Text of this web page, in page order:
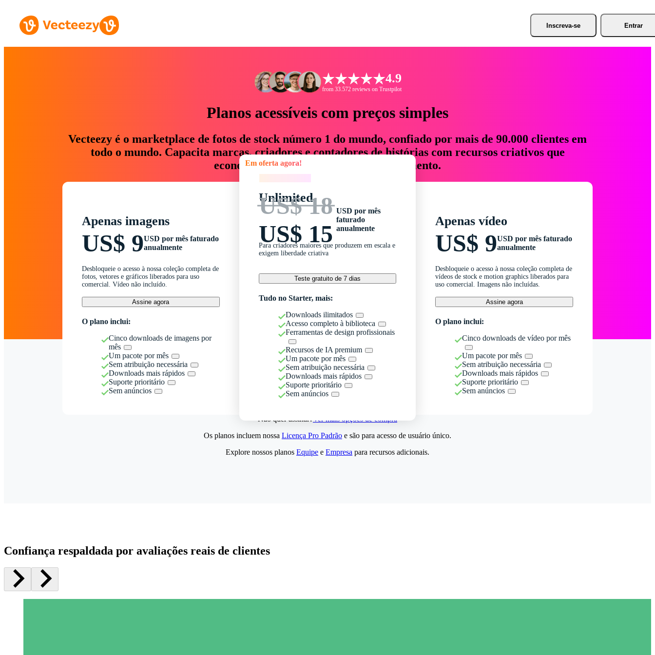
Inscreva-se Entrar
4.9
from 33.572 reviews on Trustpilot
Planos acessíveis com preços simples
Vecteezy é o marketplace de fotos de stock número 1 do mundo, confiado por mais de 90.000 clientes em
todo o mundo. Capacita marcas, criadores e contadores de histórias com recursos criativos que
economizam até 76% em tempo e orçamento.
Apenas imagens
US$ 9USD por mês faturado
anualmente
Desbloqueie o acesso à nossa coleção completa de
fotos, vetores e gráficos liberados para uso
comercial. Vídeo não incluído.
Assine agora
O plano inclui:
Cinco downloads de imagens por
mês
Um pacote por mês
Sem atribuição necessária
Downloads mais rápidos
Suporte prioritário
Sem anúncios
Em oferta agora!
Unlimited
US$ 18
US$ 15
USD por mês
faturado
anualmente
Para criadores maiores que produzem em escala e
exigem liberdade criativa
Teste gratuito de 7 dias
Tudo no Starter, mais:
Downloads ilimitados
Acesso completo à biblioteca
Ferramentas de design profissionais
Recursos de IA premium
Um pacote por mês
Sem atribuição necessária
Downloads mais rápidos
Suporte prioritário
Sem anúncios
Apenas vídeo
US$ 9USD por mês faturado
anualmente
Desbloqueie o acesso à nossa coleção completa de
vídeos de stock e motion graphics liberados para
uso comercial. Imagens não incluídas.
Assine agora
O plano inclui:
Cinco downloads de vídeo por mês
Um pacote por mês
Sem atribuição necessária
Downloads mais rápidos
Suporte prioritário
Sem anúncios
Não quer assinar?Ver mais opções de compra
Os planos incluem nossa Licença Pro Padrão e são para acesso de usuário único.
Explore nossos planos Equipe e Empresa para recursos adicionais.
Confiança respaldada por avaliações reais de clientes